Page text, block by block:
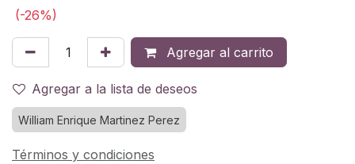
(-26%)
Agregar al carrito
Agregar a la lista de deseos
William Enrique Martinez Perez
Términos y condiciones